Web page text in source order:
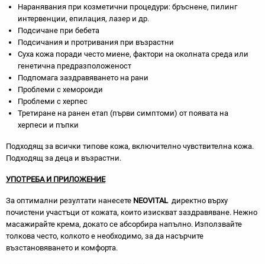
Наранявания при козметични процедури: бръснене, пилинг
интервенции, епилация, лазер и др.
Подсичане при бебета
Подсичания и протривания при възрастни
Суха кожа поради често миене, фактори на околната среда или
генетична предразположеност
Подпомага заздравяването на рани
Проблеми с хемороиди
Проблеми с херпес
Третиране на ранен етап (първи симптоми) от появата на
херпеси и пъпки
Подходящ за всички типове кожа, включително чувствителна кожа.
Подходящ за деца и възрастни.
УПОТРЕБА И ПРИЛОЖЕНИЕ
За оптимални резултати нанесете NEOVITALдиректно върху
почистени участъци от кожата, които изискват заздравяване. Нежно
масажирайте крема, докато се абсорбира напълно. Използвайте
толкова често, колкото е необходимо, за да насърчите
възстановяването и комфорта.